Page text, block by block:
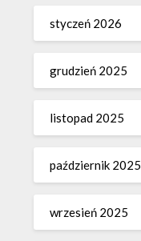
styczeń 2026
grudzień 2025
listopad 2025
październik 2025
wrzesień 2025